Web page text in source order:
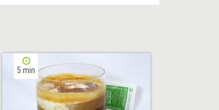
5 min